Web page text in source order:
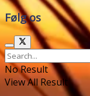
Følg os
No Result
View All Result